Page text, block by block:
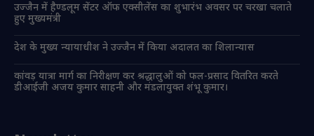
उज्जैन में हैण्डलूम सेंटर ऑफ एक्सीलेंस का शुभारंभ अवसर पर चरखा चलाते
हुए मुख्यमंत्री
देश के मुख्य न्यायाधीश ने उज्जैन में किया अदालत का शिलान्यास
कांवड़ यात्रा मार्ग का निरीक्षण कर श्रद्धालुओं को फल-प्रसाद वितरित करते
डीआईजी अजय कुमार साहनी और मंडलायुक्त शंभू कुमार।